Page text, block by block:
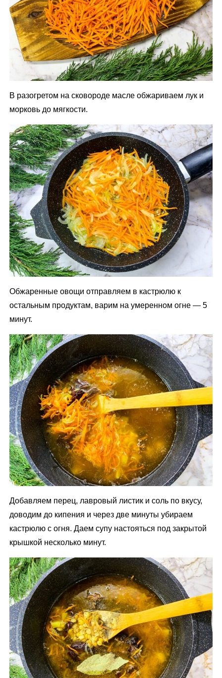
В разогретом на сковороде масле обжариваем лук и
морковь до мягкости.
Обжаренные овощи отправляем в кастрюлю к
остальным продуктам, варим на умеренном огне — 5
минут.
Добавляем перец, лавровый листик и соль по вкусу,
доводим до кипения и через две минуты убираем
кастрюлю с огня. Даем супу настояться под закрытой
крышкой несколько минут.